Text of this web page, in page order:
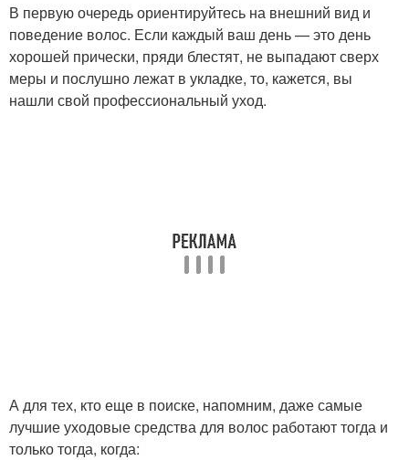
В первую очередь ориентируйтесь на внешний вид и
поведение волос. Если каждый ваш день — это день
хорошей прически, пряди блестят, не выпадают сверх
меры и послушно лежат в укладке, то, кажется, вы
нашли свой профессиональный уход.
А для тех, кто еще в поиске, напомним, даже самые
лучшие уходовые средства для волос работают тогда и
только тогда, когда: